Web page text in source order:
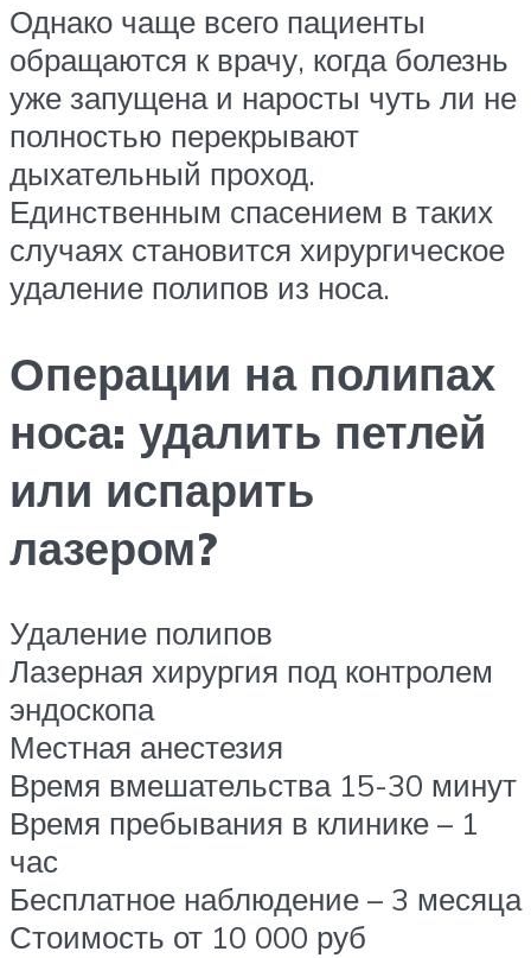
Однако чаще всего пациенты
обращаются к врачу, когда болезнь
уже запущена и наросты чуть ли не
полностью перекрывают
дыхательный проход.
Единственным спасением в таких
случаях становится хирургическое
удаление полипов из носа.
Операции на полипах
носа: удалить петлей
или испарить
лазером?
Удаление полипов
Лазерная хирургия под контролем
эндоскопа
Местная анестезия
Время вмешательства 15-30 минут
Время пребывания в клинике – 1
час
Бесплатное наблюдение – 3 месяца
Стоимость от 10 000 руб